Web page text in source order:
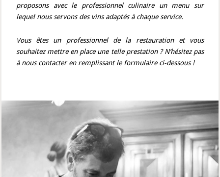
proposons avec le professionnel culinaire un menu sur
lequel nous servons des vins adaptés à chaque service.
Vous êtes un professionnel de la restauration et vous
souhaitez mettre en place une telle prestation ? N’hésitez pas
à nous contacter en remplissant le formulaire ci-dessous !